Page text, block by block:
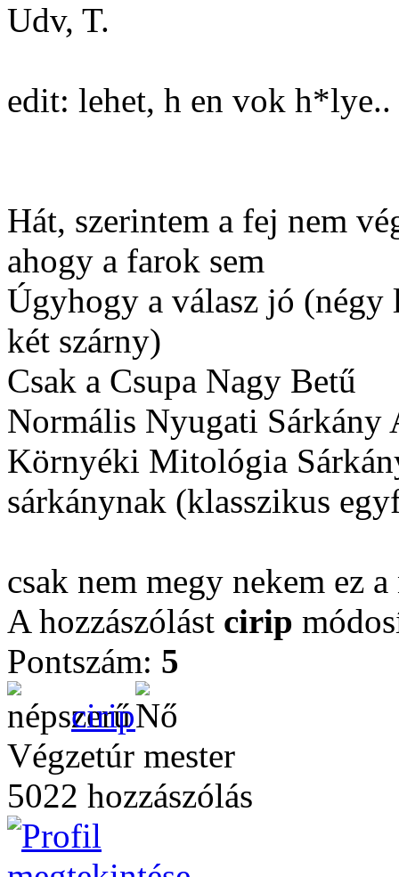
Udv, T.
edit: lehet, h en vok h*lye..
Hát, szerintem a fej nem
ahogy a farok sem
Úgyhogy a válasz jó (négy
két szárny)
Csak a Csupa Nagy Betű
Normális Nyugati Sárkány
Környéki Mitológia
sárkánynak (klasszikus
csak nem megy nekem ez
A hozzászólást cirip
Pontszám: 5
cirip
Végzetúr mester
5022 hozzászólás